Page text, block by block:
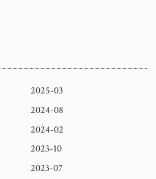
2025-03
2024-08
2024-02
2023-10
2023-07